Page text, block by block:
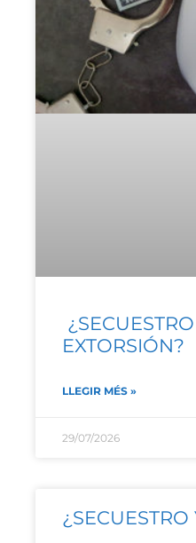
EXTORSIÓN?
LLEGIR MÉS »
29/07/2026